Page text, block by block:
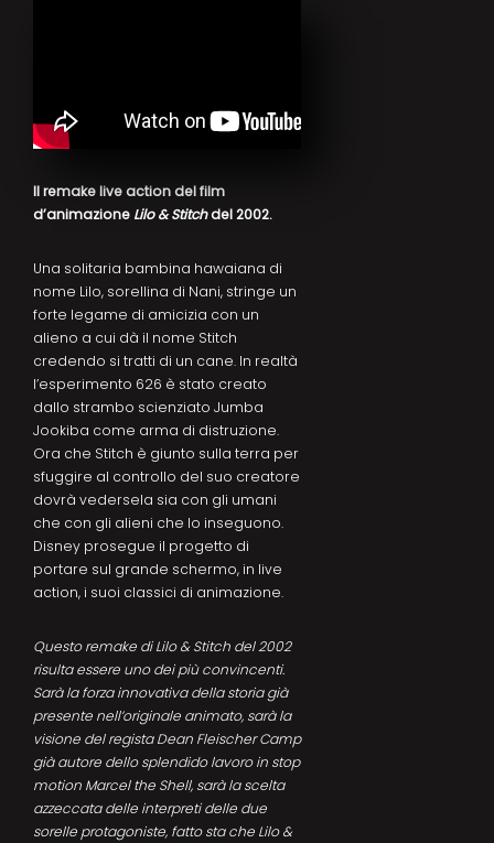
Il remake live action del film
d’animazione Lilo & Stitchdel 2002.
Una solitaria bambina hawaiana di
nome Lilo, sorellina di Nani, stringe un
forte legame di amicizia con un
alieno a cui dà il nome Stitch
credendo si tratti di un cane. In realtà
l’esperimento 626 è stato creato
dallo strambo scienziato Jumba
Jookiba come arma di distruzione.
Ora che Stitch è giunto sulla terra per
sfuggire al controllo del suo creatore
dovrà vedersela sia con gli umani
che con gli alieni che lo inseguono.
Disney prosegue il progetto di
portare sul grande schermo, in live
action, i suoi classici di animazione.
Questo remake di Lilo & Stitch del 2002
risulta essere uno dei più convincenti.
Sarà la forza innovativa della storia già
presente nell’originale animato, sarà la
visione del regista Dean Fleischer Camp
già autore dello splendido lavoro in stop
motion Marcel the Shell, sarà la scelta
azzeccata delle interpreti delle due
sorelle protagoniste, fatto sta che Lilo &